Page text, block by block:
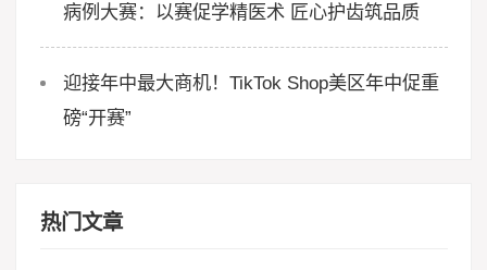
病例大赛：以赛促学精医术 匠心护齿筑品质
迎接年中最大商机！TikTok Shop美区年中促重
磅“开赛”
热门文章